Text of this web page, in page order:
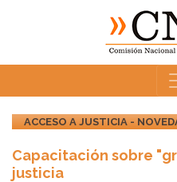
ACCESO A JUSTICIA -
Capacitación sobre
justicia